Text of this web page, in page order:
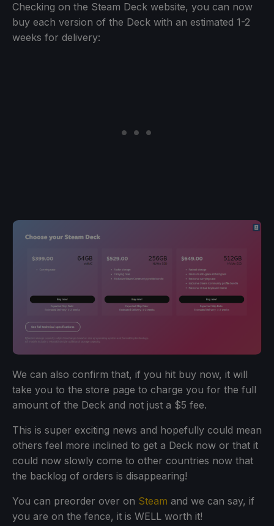
Checking on the Steam Deck website, you can now
buy each version of the Deck with an estimated 1-2
weeks for delivery:
We can also confirm that, if you hit buy now, it will
take you to the store page to charge you for the full
amount of the Deck and not just a $5 fee.
This is super exciting news and hopefully could mean
others feel more inclined to get a Deck now or that it
could now slowly come to other countries now that
the backlog of orders is disappearing!
You can preorder over on Steam and we can say, if
you are on the fence, it is WELL worth it!